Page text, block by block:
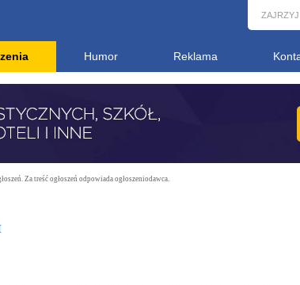
Humor Reklama
Za treść ogłoszeń odpowiada ogłoszeniodawca.